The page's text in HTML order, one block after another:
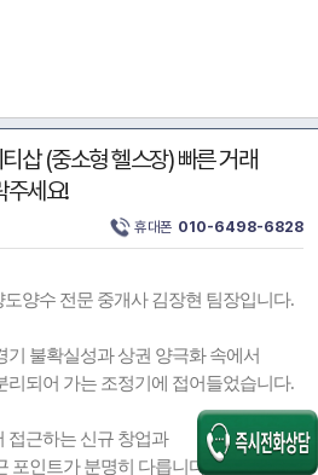
삽 (중소형 헬스장) 빠른 거래
주세요!
휴대폰 010-6498-6828
양수 전문 중개사 김장현 팀장입니다.
기 불확실성과 상권 양극화 속에서
리되어 가는 조정기에 접어들었습니다.
접근하는 신규 창업과
포인트가 분명히 다릅니다.